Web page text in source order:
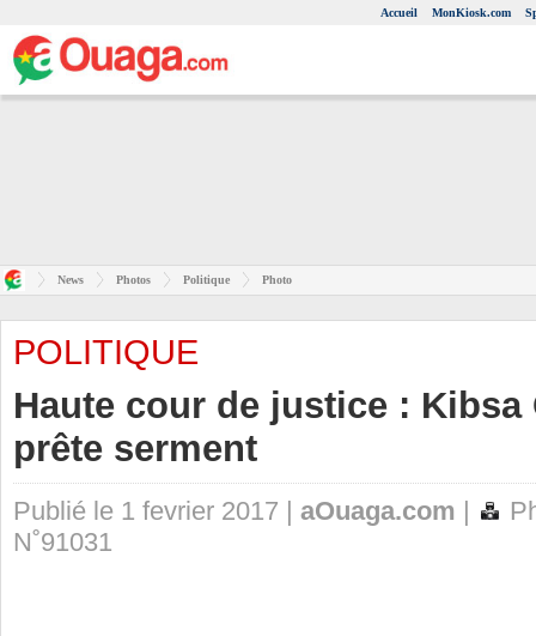
Accueil MonKiosk.com
News Photos Politique Photo
POLITIQUE
Haute cour de justice :
prête serment
Publié le 1 fevrier 2017 | aOuaga.com |
N˚91031